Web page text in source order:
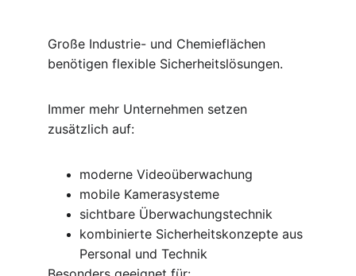
Große Industrie- und Chemieflächen
benötigen flexible Sicherheitslösungen.
Immer mehr Unternehmen setzen
zusätzlich auf:
moderne Videoüberwachung
mobile Kamerasysteme
sichtbare Überwachungstechnik
kombinierte Sicherheitskonzepte aus
Personal und Technik